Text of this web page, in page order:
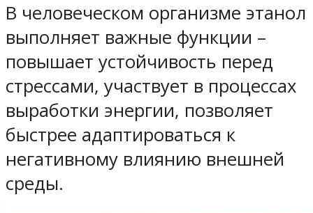
В человеческом организме этанол
выполняет важные функции –
повышает устойчивость перед
стрессами, участвует в процессах
выработки энергии, позволяет
быстрее адаптироваться к
негативному влиянию внешней
среды.